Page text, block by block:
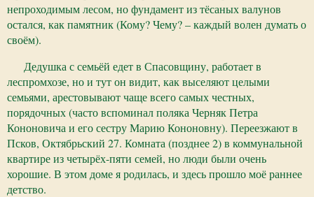
непроходимым лесом, но фундамент из тёсаных валунов
остался, как памятник (Кому? Чему? – каждый волен думать о
своём).
Дедушка с семьёй едет в Спасовщину, работает в
леспромхозе, но и тут он видит, как выселяют целыми
семьями, арестовывают чаще всего самых честных,
порядочных (часто вспоминал поляка Черняк Петра
Кононовича и его сестру Марию Кононовну). Переезжают в
Псков, Октябрьский 27. Комната (позднее 2) в коммунальной
квартире из четырёх-пяти семей, но люди были очень
хорошие. В этом доме я родилась, и здесь прошло моё раннее
детство.